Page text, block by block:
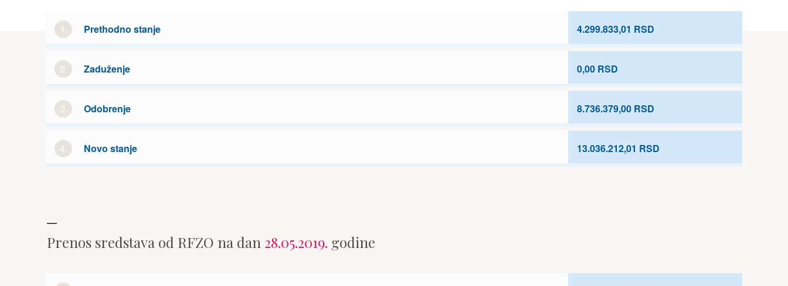
1. Prethodno stanje 4.299.833,01 RSD
2. Zaduženje 0,00 RSD
3. Odobrenje 8.736.379,00 RSD
4. Novo stanje 13.036.212,01 RSD
Prenos sredstava od RFZO na dan 28.05.2019. godine